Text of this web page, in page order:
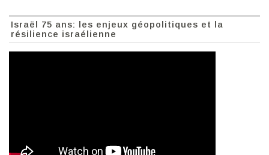
Israël 75 ans: les enjeux géopolitiques et la
résilience israélienne